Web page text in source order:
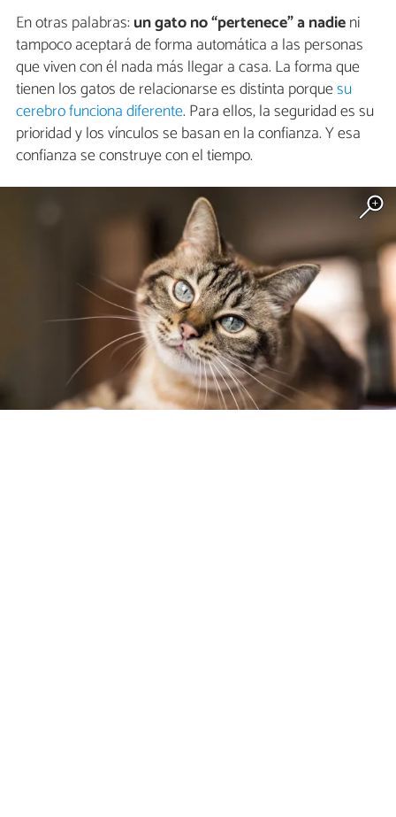
En otras palabras:un gato no “pertenece” a nadieni
tampoco aceptará de forma automática a las personas
que viven con él nada más llegar a casa. La forma que
tienen los gatos de relacionarse es distinta porquesu
cerebro funciona diferente. Para ellos, la seguridad es su
prioridad y los vínculos se basan en la confianza. Y esa
confianza se construye con el tiempo.